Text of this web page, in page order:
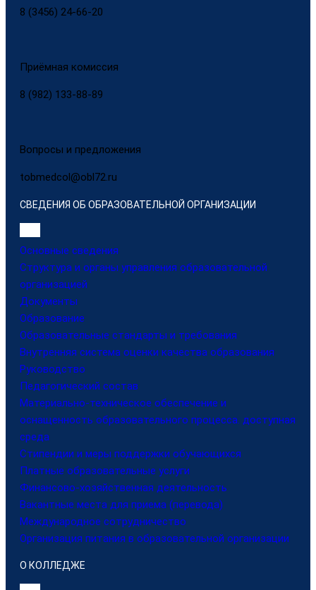
8 (3456) 24-66-20
Приёмная комиссия
8 (982) 133-88-89
Вопросы и предложения
tobmedcol@obl72.ru
СВЕДЕНИЯ ОБ ОБРАЗОВАТЕЛЬНОЙ ОРГАНИЗАЦИИ
Основные сведения
Структура и органы управления образовательной
организацией
Документы
Образование
Образовательные стандарты и требования
Внутренняя система оценки качества образования
Руководство
Педагогический состав
Материально-техническое обеспечение и
оснащенность образовательного процесса. доступная
среда
Стипендии и меры поддержки обучающихся
Платные образовательные услуги
Финансово-хозяйственная деятельность
Вакантные места для приема (перевода)
Международное сотрудничество
Организация питания в образовательной организации
О КОЛЛЕДЖЕ